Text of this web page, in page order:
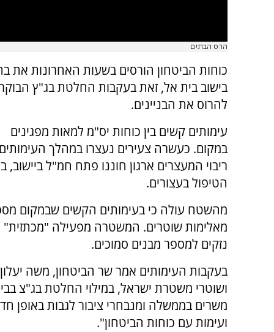
הרס הבתים
כוחות הביטחון הורסים בשעות האחרונות את
בישוב בית אל, זאת בעקבות החלטת בג"ץ
להרוס את הבניינים.
עימותים קשים בין כוחות יס"מ למאות מפגינים
במקום. כעשרה צעירים נעצרו במהלך
ריבוי המעצרים ארגון חוננו פתח חמ"ל ביישוב,
הטיפול בעצורים.
מהשטח עולה כי בעימותים הקשים שבמקום
מאלימות שוטרים. המשטרה מפעילה
נזקים למספר מבנים סמוכים.
בעקבות העימותים אמר שר הביטחון, משה
ושוטרי משטרת ישראל, במילוי החלטת בג"צ
משרים בממשלה ומנבחרי ציבור לגבות
ועימות עם כוחות הביטחון".